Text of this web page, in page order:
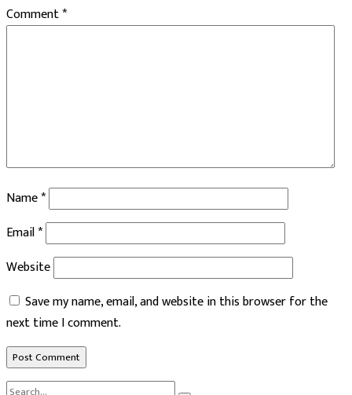
Comment*
Name*
Email*
Website
Save my name, email, and website in this browser for the
next time I comment.